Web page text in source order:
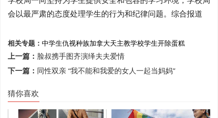
会以最严肃的态度处理学生的行为和纪律问题。综合报道
相关专题： 中学生仇视种族加拿大天主教学校学生开除蛋糕
上一篇： 脸叔携手图齐演绎夫夫爱情
下一篇： 同性双亲 “我不能和我爱的女人一起当妈妈”
猜你喜欢